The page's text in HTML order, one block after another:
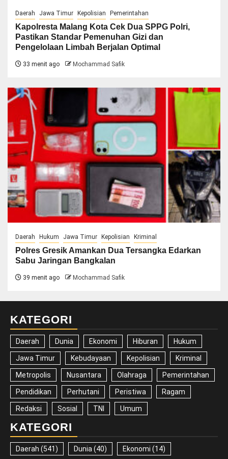
Daerah Jawa Timur Kepolisian Pemerintahan
Kapolresta Malang Kota Cek Dua SPPG Polri,
Pastikan Standar Pemenuhan Gizi dan
Pengelolaan Limbah Berjalan Optimal
33 menit ago Mochammad Safik
Daerah Hukum Jawa Timur Kepolisian Kriminal
Polres Gresik Amankan Dua Tersangka Edarkan
Sabu Jaringan Bangkalan
39 menit ago Mochammad Safik
KATEGORI
Daerah Dunia Ekonomi Hiburan Hukum
Jawa Timur Kebudayaan Kepolisian Kriminal
Metropolis Nusantara Olahraga Pemerintahan
Pendidikan Perhutani Peristiwa Ragam
Redaksi Sosial TNI Umum
KATEGORI
Daerah (541) Dunia (40) Ekonomi (14)